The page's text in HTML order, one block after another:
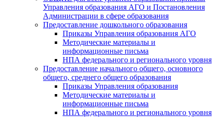
Управления образования АГО и Постановления
Администрации в сфере образования
Предоставление дошкольного образования
Приказы Управления образования АГО
Методические материалы и
информационные письма
НПА федерального и регионального уровня
Предоставление начального общего, основного
общего, среднего общего образования
Приказы Управления образования
Методические материалы и
информационные письма
НПА федерального и регионального уровня